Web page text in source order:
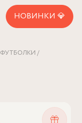
НОВИНКИ 💎
ФУТБОЛКИ